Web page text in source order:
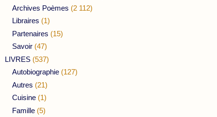
Archives Poèmes (2 112)
Libraires (1)
Partenaires (15)
Savoir (47)
LIVRES (537)
Autobiographie (127)
Autres (21)
Cuisine (1)
Famille (5)